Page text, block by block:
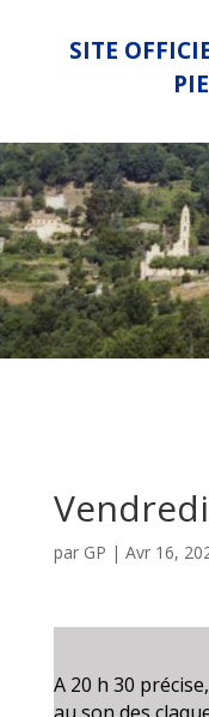
SITE
par GP | Avr 16,
A 20 h 30